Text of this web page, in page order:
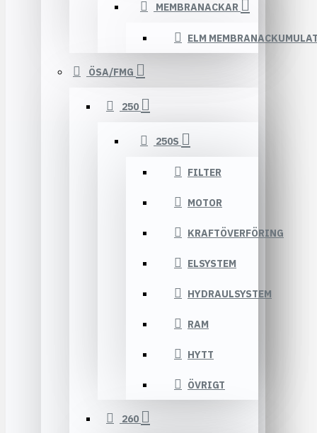
MEMBRANACKAR
ELM
ÖSA/FMG
250
250S
FILTER
MOTOR
KRAFTÖVERFÖRING
ELSYSTEM
HYDRAULSYSTEM
RAM
HYTT
ÖVRIGT
260